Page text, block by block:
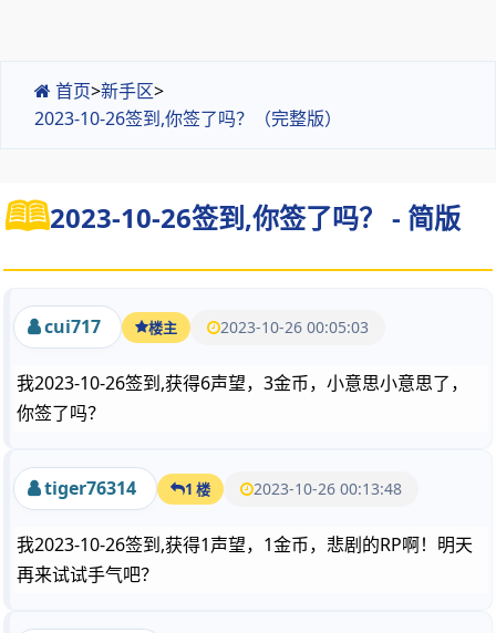
首页>新手区>
2023-10-26签到,你签了吗？（完整版）
2023-10-26签到,你签了吗？ - 简版
cui717 楼主 2023-10-26 00:05:03
我2023-10-26签到,获得6声望，3金币，小意思小意思了，
你签了吗？
tiger76314 1 楼 2023-10-26 00:13:48
我2023-10-26签到,获得1声望，1金币，悲剧的RP啊！明天
再来试试手气吧？